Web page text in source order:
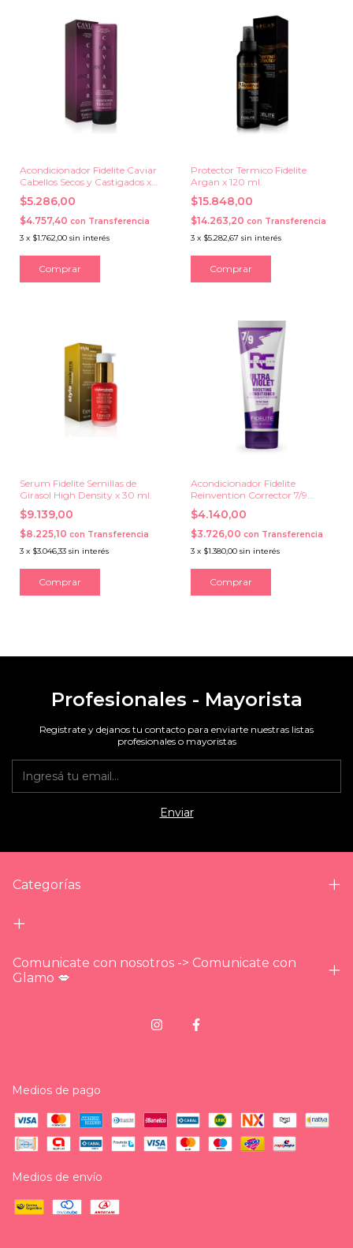
Acondicionador Fidelite Caviar
Cabellos Secos y Castigados x
260 ml.
$5.286,00
$4.757,40 con Transferencia
3 x $1.762,00 sin interés
Protector Termico Fidelite
Argan x 120 ml.
$15.848,00
$14.263,20 con Transferencia
3 x $5.282,67 sin interés
Serum Fidelite Semillas de
Girasol High Density x 30 ml.
$9.139,00
$8.225,10 con Transferencia
3 x $3.046,33 sin interés
Acondicionador Fidelite
Reinvention Corrector 7/9
Tonos x 230 ml.
$4.140,00
$3.726,00 con Transferencia
3 x $1.380,00 sin interés
Profesionales - Mayorista
Registrate y dejanos tu contacto para enviarte nuestras listas
profesionales o mayoristas
Categorías
Comunicate con nosotros -> Comunicate con
Glamo 💋
Medios de pago
Medios de envío